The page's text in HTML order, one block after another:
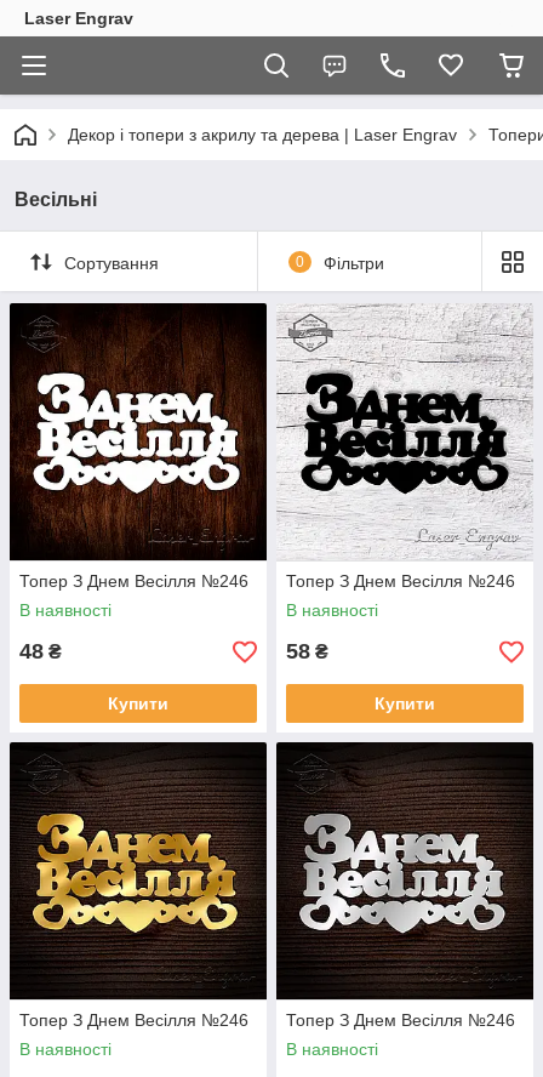
Laser Engrav
Декор і топери з акрилу та дерева | Laser Engrav
Весільні
Сортування 0 Фільтри
Топер З Днем Весілля №246
В наявності
48 ₴
Купити
Топер З Днем Весілля №246
В наявності
58 ₴
Купити
Топер З Днем Весілля №246
В наявності
Топер З Днем Весілля №246
В наявності